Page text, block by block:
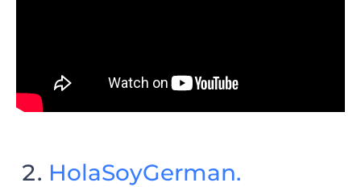
HolaSoyGerman.